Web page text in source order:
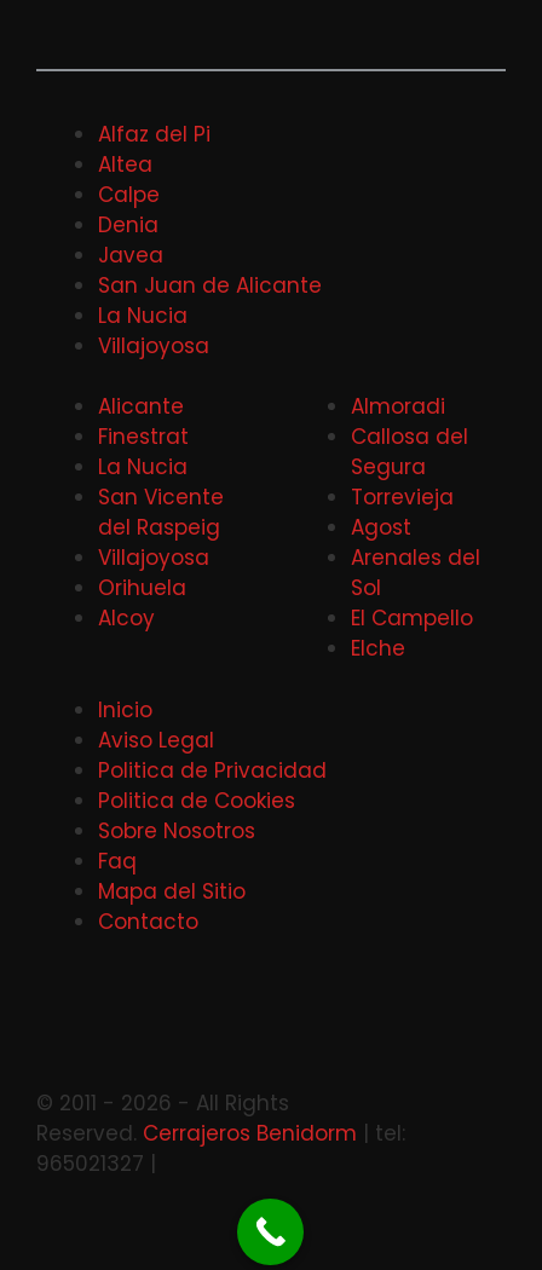
Alfaz del Pi
Altea
Calpe
Denia
Javea
San Juan de Alicante
La Nucia
Villajoyosa
Alicante
Finestrat
La Nucia
San Vicente
del Raspeig
Villajoyosa
Orihuela
Alcoy
Almoradi
Callosa del
Segura
Torrevieja
Agost
Arenales del
Sol
El Campello
Elche
Inicio
Aviso Legal
Politica de Privacidad
Politica de Cookies
Sobre Nosotros
Faq
Mapa del Sitio
Contacto
© 2011 - 2026 - All Rights
Reserved. Cerrajeros Benidorm | tel:
965021327 |